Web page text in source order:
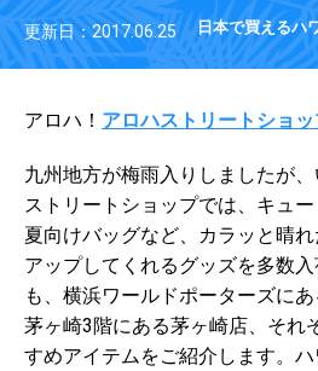
更新日：2017.06.25 日本で買えるハ
アロハ！ アロハストリートショ
九州地方が梅雨入りしましたが
ストリートショップでは、キュ
夏向けバッグなど、
カラッと晴
アップしてくれるグッズを多数入
も、横浜ワールドポーターズに
茅ヶ崎3階にある茅ヶ崎店、それ
すめアイテムをご紹介します。